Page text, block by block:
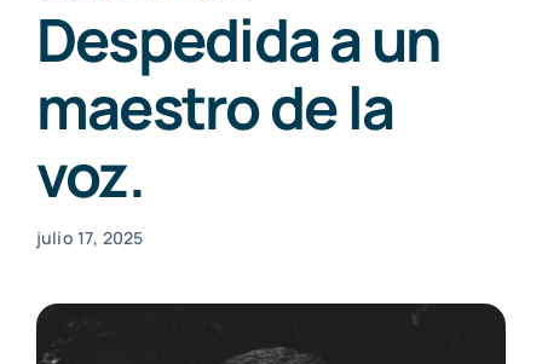
Galería socias y socios
Noticias
Registro
Despedida a un
maestro de la
voz.
julio 17, 2025